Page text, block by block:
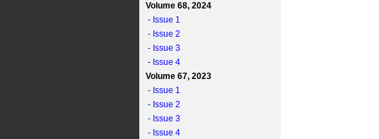
Volume 68, 2024
- Issue 1
- Issue 2
- Issue 3
- Issue 4
Volume 67, 2023
- Issue 1
- Issue 2
- Issue 3
- Issue 4